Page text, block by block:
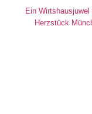
Ein
Herzstück